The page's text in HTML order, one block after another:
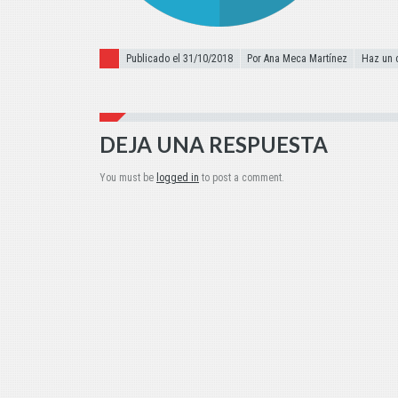
Publicado el
Publicado el 31/10/2018 Por Ana Meca Martínez Haz un
DEJA UNA RESPUESTA
You must be logged in to post a comment.